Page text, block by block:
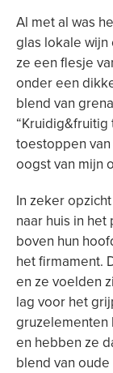
Al met al was
glas lokale wijn
ze een flesje
onder een
blend van
“Kruidig&fruitig
toestoppen
oogst van mijn
In zeker
naar huis in
boven hun
het firmament.
en ze voelden
lag voor het
en hebben ze
blend van